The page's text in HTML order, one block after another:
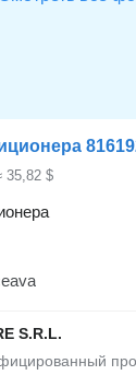
35,82 $
S.R.L.